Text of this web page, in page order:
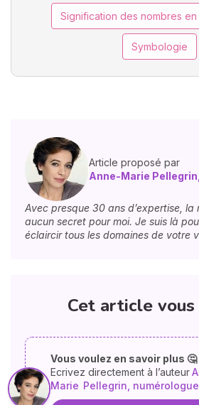
Signification des nombres
Symbologie
Article proposé par
Anne-Marie
Avec presque 30 ans d’expertise, la
aucun secret pour moi. Je suis là
éclaircir tous les domaines de votre
Cet article vous
Vous voulez en savoir plus 🤔
Ecrivez directement à l’auteur
Marie Pellegrin, numérologue